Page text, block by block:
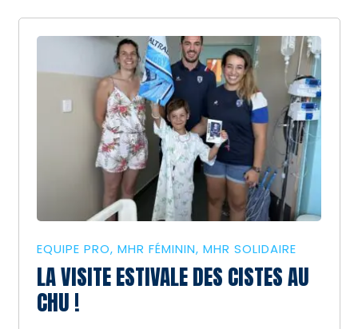
EQUIPE PRO MHR FÉMININ MHR SOLIDAIRE
LA VISITE ESTIVALE DES CISTES AU
CHU !